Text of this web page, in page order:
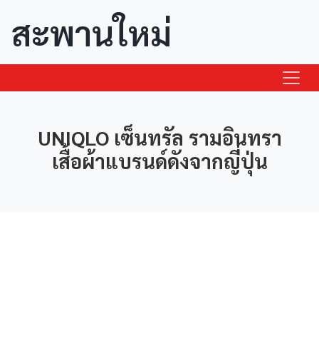
สะพานใหม่
UNIQLO เซ็นทรัล รามอินทรา
เสื้อผ้าแบรนด์ดังจากญี่ปุ่น